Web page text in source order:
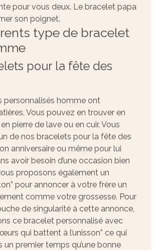
pour vous deux. Le bracelet papa
son poignet.
type de bracelet
pour la fête des
personnalisés homme ont
Vous pouvez en trouver en
pierre de lave ou en cuir. Vous
de nos bracelets pour la fête des
anniversaire ou même pour lui
avoir besoin d’une occasion bien
proposons également un
pour annoncer à votre frère un
comme votre grossesse. Pour
de singularité à cette annonce,
ce bracelet personnalisé avec
qui battent à l’unisson” ce qui
un premier temps qu’une bonne